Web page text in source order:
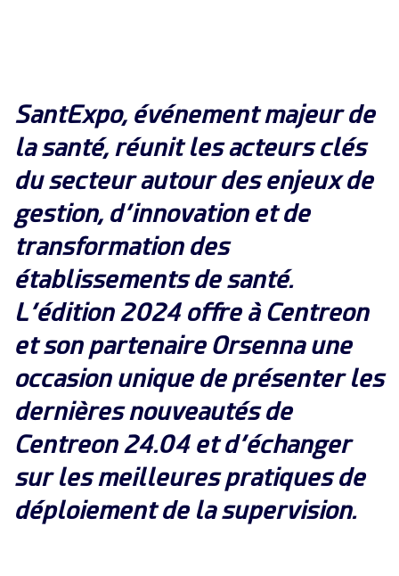
Supervision des Conteneurs
Supervision du Cloud
Supervision réseau
Santé
Education
Public
Toutes
AWS
Cisco Meraki
Google Cloud Platform
Kubernetes
Microsoft 365
All
POURQUOI CENTREON
Notre vision
Bénéfices
Démo Produit
Essai gratuit Centreon Infra Monitoring
Partenaires
Programme ON-Partner
Programme Partenaires MSP
Centreon et AWS
Services
Professional Services
Customer Care
Formation
The Watch
SantExpo, événement majeur de
la santé, réunit les acteurs clés
du secteur autour des enjeux de
gestion, d’innovation et de
transformation des
établissements de santé.
L’édition 2024 offre à Centreon
et son partenaire Orsenna une
occasion unique de présenter les
dernières nouveautés de
Centreon 24.04 et d’échanger
sur les meilleures pratiques de
déploiement de la supervision.